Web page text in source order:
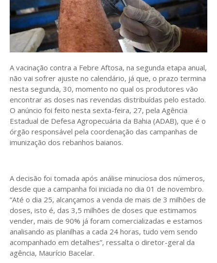
A vacinação contra a Febre Aftosa, na segunda etapa anual,
não vai sofrer ajuste no calendário, já que, o prazo termina
nesta segunda, 30, momento no qual os produtores vão
encontrar as doses nas revendas distribuídas pelo estado.
O anúncio foi feito nesta sexta-feira, 27, pela Agência
Estadual de Defesa Agropecuária da Bahia (ADAB), que é o
órgão responsável pela coordenação das campanhas de
imunização dos rebanhos baianos.
A decisão foi tomada após análise minuciosa dos números,
desde que a campanha foi iniciada no dia 01 de novembro.
“Até o dia 25, alcançamos a venda de mais de 3 milhões de
doses, isto é, das 3,5 milhões de doses que estimamos
vender, mais de 90% já foram comercializadas e estamos
analisando as planilhas a cada 24 horas, tudo vem sendo
acompanhado em detalhes”, ressalta o diretor-geral da
agência, Maurício Bacelar.